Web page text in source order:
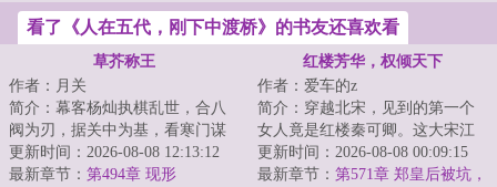
看了《人在五代，刚下中渡桥》的书友还喜欢看
草芥称王
作者：月关
简介：幕客杨灿执棋乱世，合八
阀为刃，据关中为基，看寒门谋
士以权谋为笔、铁血为墨，问鼎
天下！...
更新时间：2026-08-08 12:13:12
最新章节： 第494章 现形
红楼芳华，权倾天下
作者：爱车的z
简介：穿越北宋，见到的第一个
女人竟是红楼秦可卿。这大宋江
山，亦如红楼将倾我堂堂清河县
一霸，仗着一手...
更新时间：2026-08-08 00:09:15
最新章节： 第571章 郑皇后被坑，